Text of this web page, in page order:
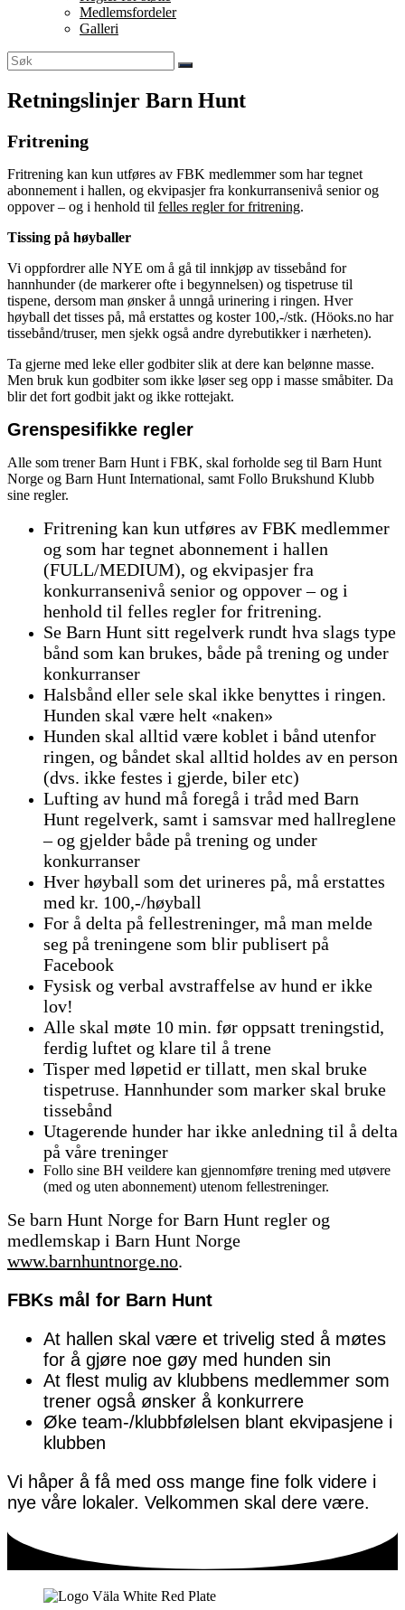
Medlemsfordeler
Galleri
Retningslinjer Barn Hunt
Fritrening
Fritrening kan kun utføres av FBK medlemmer som har tegnet
abonnement i hallen, og ekvipasjer fra konkurransenivå senior og
oppover – og i henhold til felles regler for fritrening.
Tissing på høyballer
Vi oppfordrer alle NYE om å gå til innkjøp av tissebånd for
hannhunder (de markerer ofte i begynnelsen) og tispetruse til
tispene, dersom man ønsker å unngå urinering i ringen. Hver
høyball det tisses på, må erstattes og koster 100,-/stk. (Höoks.no har
tissebånd/truser, men sjekk også andre dyrebutikker i nærheten).
Ta gjerne med leke eller godbiter slik at dere kan belønne masse.
Men bruk kun godbiter som ikke løser seg opp i masse småbiter. Da
blir det fort godbit jakt og ikke rottejakt.
Grenspesifikke regler
Alle som trener Barn Hunt i FBK, skal forholde seg til Barn Hunt
Norge og Barn Hunt International, samt Follo Brukshund Klubb
sine regler.
Fritrening kan kun utføres av FBK medlemmer
og som har tegnet abonnement i hallen
(FULL/MEDIUM), og ekvipasjer fra
konkurransenivå senior og oppover – og i
henhold til felles regler for fritrening.
Se Barn Hunt sitt regelverk rundt hva slags type
bånd som kan brukes, både på trening og under
konkurranser
Halsbånd eller sele skal ikke benyttes i ringen.
Hunden skal være helt «naken»
Hunden skal alltid være koblet i bånd utenfor
ringen, og båndet skal alltid holdes av en person
(dvs. ikke festes i gjerde, biler etc)
Lufting av hund må foregå i tråd med Barn
Hunt regelverk, samt i samsvar med hallreglene
– og gjelder både på trening og under
konkurranser
Hver høyball som det urineres på, må erstattes
med kr. 100,-/høyball
For å delta på fellestreninger, må man melde
seg på treningene som blir publisert på
Facebook
Fysisk og verbal avstraffelse av hund er ikke
lov!
Alle skal møte 10 min. før oppsatt treningstid,
ferdig luftet og klare til å trene
Tisper med løpetid er tillatt, men skal bruke
tispetruse. Hannhunder som marker skal bruke
tissebånd
Utagerende hunder har ikke anledning til å delta
på våre treninger
Follo sine BH veildere kan gjennomføre trening med utøvere
(med og uten abonnement) utenom fellestreninger.
Se barn Hunt Norge for Barn Hunt regler og
medlemskap i Barn Hunt Norge
www.barnhuntnorge.no.
FBKs mål for Barn Hunt
At hallen skal være et trivelig sted å møtes
for å gjøre noe gøy med hunden sin
At flest mulig av klubbens medlemmer som
trener også ønsker å konkurrere
Øke team-/klubbfølelsen blant ekvipasjene i
klubben
Vi håper å få med oss mange fine folk videre i
nye våre lokaler. Velkommen skal dere være.